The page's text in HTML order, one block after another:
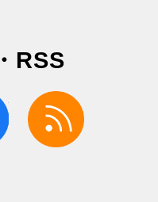
RSS
facebook